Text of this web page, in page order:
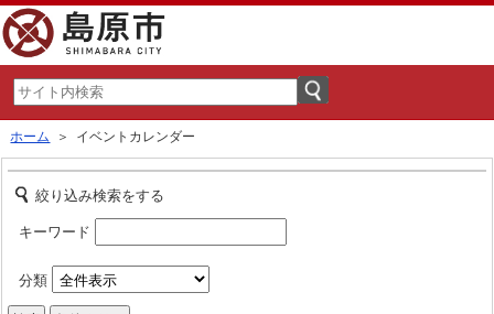
ホーム ＞ イベントカレンダー
絞り込み検索をする
キーワード
分類